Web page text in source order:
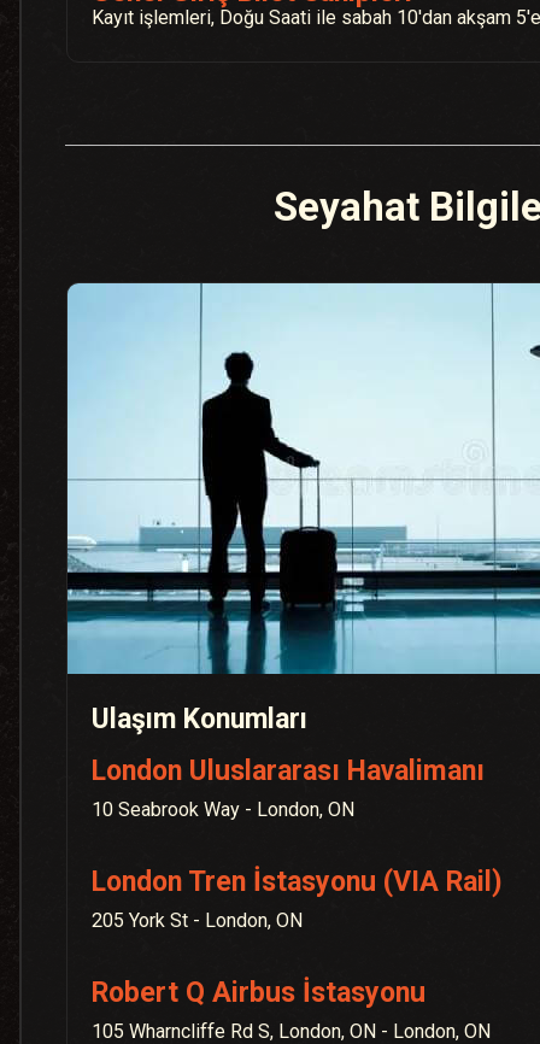
Kayıt işlemleri, Doğu Saati ile sabah 10'dan akşam
Seyahat
Ulaşım Konumları
London Uluslararası Havalimanı
10 Seabrook Way - London, ON
London Tren İstasyonu (VIA Rail)
205 York St - London, ON
Robert Q Airbus İstasyonu
105 Wharncliffe Rd S, London, ON - London, ON